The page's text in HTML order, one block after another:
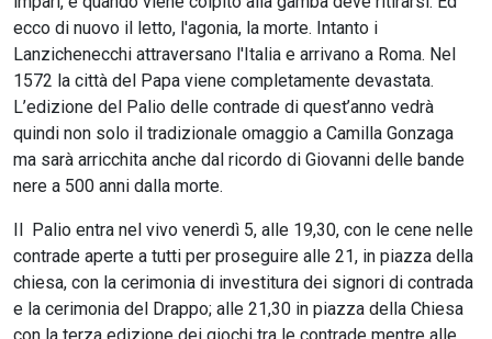
ecco di nuovo il letto, l'agonia, la morte. Intanto i
Lanzichenecchi attraversano l'Italia e arrivano a Roma. Nel
1572 la città del Papa viene completamente devastata.
L’edizione del Palio delle contrade di quest’anno vedrà
quindi non solo il tradizionale omaggio a Camilla Gonzaga
ma sarà arricchita anche dal ricordo di Giovanni delle bande
nere a 500 anni dalla morte.
Il Palio entra nel vivo venerdì 5, alle 19,30, con le cene nelle
contrade aperte a tutti per proseguire alle 21, in piazza della
chiesa, con la cerimonia di investitura dei signori di contrada
e la cerimonia del Drappo; alle 21,30 in piazza della Chiesa